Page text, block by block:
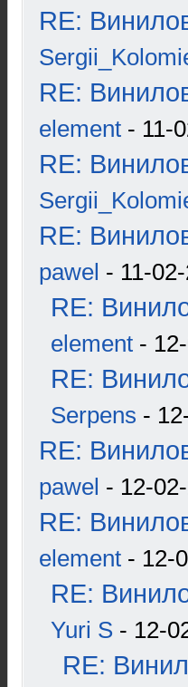
RE:
RE:
element - 11-
RE:
RE:
pawel - 11-
RE:
element -
RE:
Serpens -
RE:
pawel - 12-
RE:
element - 12-
RE:
Yuri S - 12-
RE: